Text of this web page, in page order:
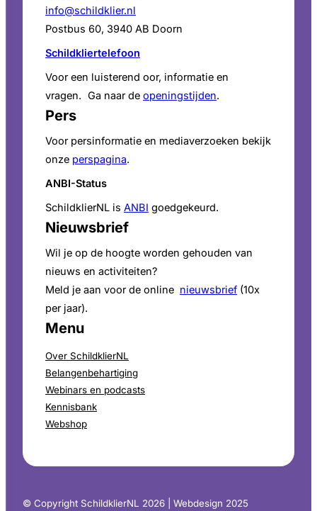
info@schildklier.nl
Postbus 60, 3940 AB Doorn
Schildkliertelefoon
Voor een luisterend oor, informatie en
vragen. Ga naar de openingstijden.
Pers
Voor persinformatie en mediaverzoeken bekijk
onze perspagina.
ANBI-Status
SchildklierNL is ANBI goedgekeurd.
Nieuwsbrief
Wil je op de hoogte worden gehouden van
nieuws en activiteiten?
Meld je aan voor de online nieuwsbrief (10x
per jaar).
Menu
Over SchildklierNL
Belangenbehartiging
Webinars en podcasts
Kennisbank
Webshop
© Copyright SchildklierNL 2026 | Webdesign 2025